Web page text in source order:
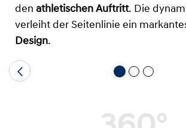
den athletischen Auftritt. Die
verleiht der Seitenlinie ein
Design.